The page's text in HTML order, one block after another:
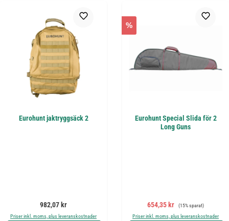
Eurohunt jaktryggsäck 2
Ordinarie pris:
982,07 kr
Priser inkl. moms, plus leveranskostnader
%
Eurohunt Special Slida för 2
Long Guns
Försäljningspris:
654,35 kr Ordinarie pris:
(15% sparat)
Priser inkl. moms, plus leveranskostnader